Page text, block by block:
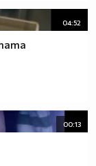
04:52
00:13